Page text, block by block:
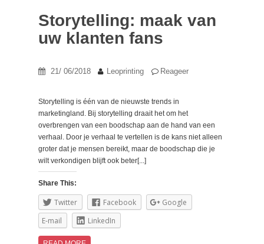
Storytelling: maak van
uw klanten fans
21/ 06/2018 Leoprinting Reageer
Storytelling is één van de nieuwste trends in
marketingland. Bij storytelling draait het om het
overbrengen van een boodschap aan de hand van een
verhaal. Door je verhaal te vertellen is de kans niet alleen
groter dat je mensen bereikt, maar de boodschap die je
wilt verkondigen blijft ook beter[...]
Share This:
Twitter Facebook
Google
E-mail
LinkedIn